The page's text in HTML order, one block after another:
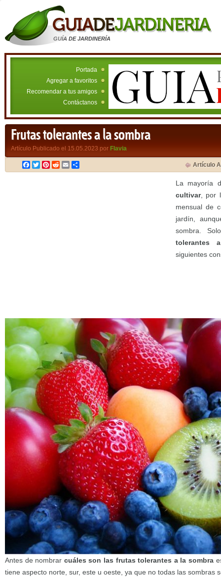
GUÍA DE JARDINERÍA
Portada
Agregar a favoritos
Recomendar a tus amigos
Contáctanos
Frutas tolerantes a la sombra
Artículo Publicado el 15.05.2023 por Flavia
Facebook
TwitterPinterest
RedditEmail Artículo
La mayoría
cultivar, por
mensual de
jardín,
sombra.
tolerantes
siguientes
Antes de nombrar cuáles son las frutas tolerantes a la sombra
tiene aspecto norte, sur, este u oeste, ya que no todas las sombras